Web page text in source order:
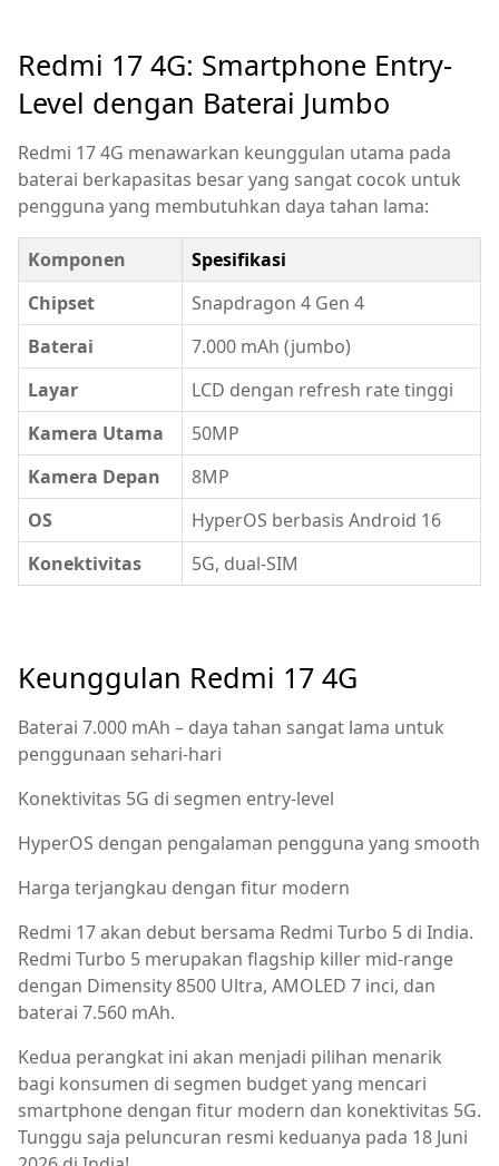
Redmi 17 4G: Smartphone Entry-
Level dengan Baterai Jumbo
Redmi 17 4G menawarkan keunggulan utama pada
baterai berkapasitas besar yang sangat cocok untuk
pengguna yang membutuhkan daya tahan lama:
Komponen
Spesifikasi
Chipset
Snapdragon 4 Gen 4
Baterai
7.000 mAh (jumbo)
Layar
LCD dengan refresh rate tinggi
Kamera Utama
50MP
Kamera Depan
8MP
OS
HyperOS berbasis Android 16
Konektivitas
5G, dual-SIM
Keunggulan Redmi 17 4G
Baterai 7.000 mAh – daya tahan sangat lama untuk
penggunaan sehari-hari
Konektivitas 5G di segmen entry-level
HyperOS dengan pengalaman pengguna yang smooth
Harga terjangkau dengan fitur modern
Redmi 17 akan debut bersama Redmi Turbo 5 di India.
Redmi Turbo 5 merupakan flagship killer mid-range
dengan Dimensity 8500 Ultra, AMOLED 7 inci, dan
baterai 7.560 mAh.
Kedua perangkat ini akan menjadi pilihan menarik
bagi konsumen di segmen budget yang mencari
smartphone dengan fitur modern dan konektivitas 5G.
Tunggu saja peluncuran resmi keduanya pada 18 Juni